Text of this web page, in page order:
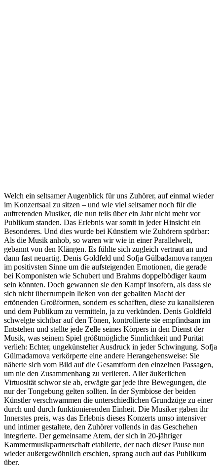
Welch ein seltsamer Augenblick für uns Zuhörer, auf einmal wieder
im Konzertsaal zu sitzen – und wie viel seltsamer noch für die
auftretenden Musiker, die nun teils über ein Jahr nicht mehr vor
Publikum standen. Das Erlebnis war somit in jeder Hinsicht ein
Besonderes. Und dies wurde bei Künstlern wie Zuhörern spürbar:
Als die Musik anhob, so waren wir wie in einer Parallelwelt,
gebannt von den Klängen. Es fühlte sich zugleich vertraut an und
dann fast neuartig. Denis Goldfeld und Sofja Gülbadamova rangen
im positivsten Sinne um die aufsteigenden Emotionen, die gerade
bei Komponisten wie Schubert und Brahms doppelbödiger kaum
sein könnten. Doch gewannen sie den Kampf insofern, als dass sie
sich nicht überrumpeln ließen von der geballten Macht der
ertönenden Großformen, sondern es schafften, diese zu kanalisieren
und dem Publikum zu vermitteln, ja zu verkünden. Denis Goldfeld
schwelgte sichtbar auf den Tönen, kontrollierte sie empfindsam im
Entstehen und stellte jede Zelle seines Körpers in den Dienst der
Musik, was seinem Spiel größtmögliche Sinnlichkeit und Purität
verlieh: Echter, ungekünstelter Ausdruck in jeder Schwingung. Sofja
Gülmadamova verkörperte eine andere Herangehensweise: Sie
näherte sich vom Bild auf die Gesamtform den einzelnen Passagen,
um nie den Zusammenhang zu verlieren. Aller äußerlichen
Virtuosität schwor sie ab, erwägte gar jede ihre Bewegungen, die
nur der Tongebung gelten sollten. In der Symbiose der beiden
Künstler verschwammen die unterschiedlichen Grundzüge zu einer
durch und durch funktionierenden Einheit. Die Musiker gaben ihr
Innerstes preis, was das Erlebnis dieses Konzerts umso intensiver
und intimer gestaltete, den Zuhörer vollends in das Geschehen
integrierte. Der gemeinsame Atem, der sich in 20-jähriger
Kammermusikpartnerschaft etablierte, der nach dieser Pause nun
wieder außergewöhnlich erschien, sprang auch auf das Publikum
über.